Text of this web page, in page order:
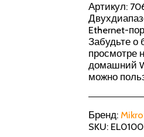
Артикул:
Ethernet-
Забудьте о
просмотре
домашний
можно
Бренд:
SKU: